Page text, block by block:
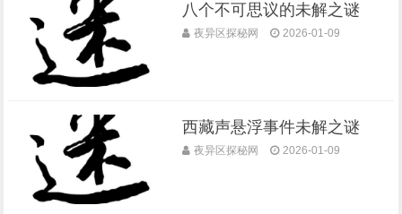
八个不可思议的未解之谜
夜异区探秘网 2026-01-09
西藏声悬浮事件未解之谜
夜异区探秘网 2026-01-09